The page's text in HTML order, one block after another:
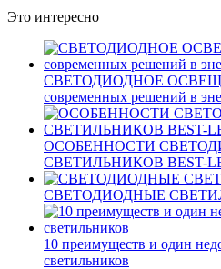
Это интересно
СВЕТОДИОДНОЕ
современных решений в
ОСОБЕННОСТИ
СВЕТИЛЬНИКОВ BEST-
СВЕТОДИОДНЫЕ
10 преимуществ и один
светильников